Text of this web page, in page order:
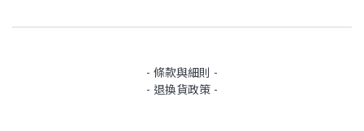
- 條款與細則 -
- 退換貨政策 -